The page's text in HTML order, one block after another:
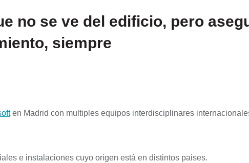
no se ve del edificio, pero
siempre
en Madrid con multiples equipos interdisciplinares
e instalaciones cuyo origen está en distintos paises.